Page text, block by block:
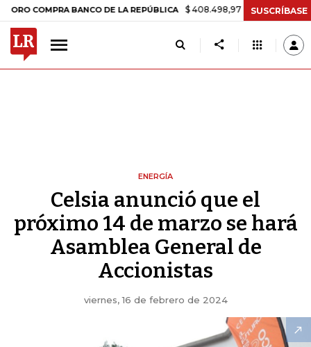
BANCO DE LA REPÚBLICA $ 408.498,97 +$ 8.753,81 +2,19%
SUSCRÍBASE
ENERGÍA
Celsia anunció que el
próximo 14 de marzo se hará
Asamblea General de
Accionistas
viernes, 16 de febrero de 2024